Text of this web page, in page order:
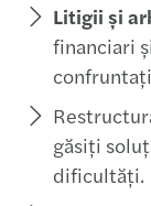
Litigii și
financiari
găsiți
dificultăți.